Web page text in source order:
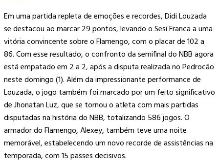
Em uma partida repleta de emoções e recordes, Didi Louzada
se destacou ao marcar 29 pontos, levando o Sesi Franca a uma
vitória convincente sobre o Flamengo, com o placar de 102 a
86. Com esse resultado, o confronto da semifinal do NBB agora
está empatado em 2 a 2, após a disputa realizada no Pedrocão
neste domingo (1). Além da impressionante performance de
Louzada, o jogo também foi marcado por um feito significativo
de Jhonatan Luz, que se tornou o atleta com mais partidas
disputadas na história do NBB, totalizando 586 jogos. O
armador do Flamengo, Alexey, também teve uma noite
memorável, estabelecendo um novo recorde de assistências na
temporada, com 15 passes decisivos.